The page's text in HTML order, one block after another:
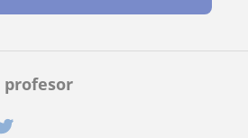
profesor